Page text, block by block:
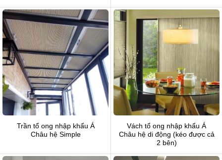
Trần tổ ong nhập khẩu Á
Châu hệ Simple
Vách tổ ong nhập khẩu Á
Châu hệ di động (kéo được cả
2 bên)